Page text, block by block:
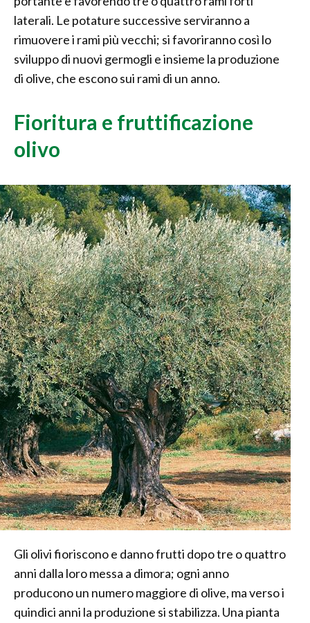
laterali. Le potature successive serviranno a
rimuovere i rami più vecchi; si favoriranno così lo
sviluppo di nuovi germogli e insieme la produzione
di olive, che escono sui rami di un anno.
Fioritura e fruttificazione
olivo
Gli olivi fioriscono e danno frutti dopo tre o quattro
anni dalla loro messa a dimora; ogni anno
producono un numero maggiore di olive, ma verso i
quindici anni la produzione si stabilizza. Una pianta